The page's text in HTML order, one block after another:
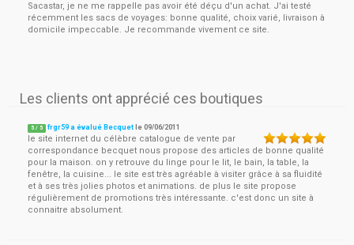
Sacastar, je ne me rappelle pas avoir été déçu d'un achat. J'ai testé
récemment les sacs de voyages: bonne qualité, choix varié, livraison à
domicile impeccable. Je recommande vivement ce site.
Les clients ont apprécié ces boutiques
5 / 5 frgr59 a évalué Becquet le09/06/2011
le site internet du célèbre catalogue de vente par
correspondance becquet nous propose des articles de bonne qualité
pour la maison. on y retrouve du linge pour le lit, le bain, la table, la
fenêtre, la cuisine... le site est très agréable à visiter grâce à sa fluidité
et à ses très jolies photos et animations. de plus le site propose
régulièrement de promotions très intéressante. c'est donc un site à
connaitre absolument.